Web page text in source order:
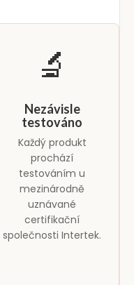
🔬
Nezávisle
testováno
Každý produkt
prochází
testováním u
mezinárodně
uznávané
certifikační
společnosti Intertek.